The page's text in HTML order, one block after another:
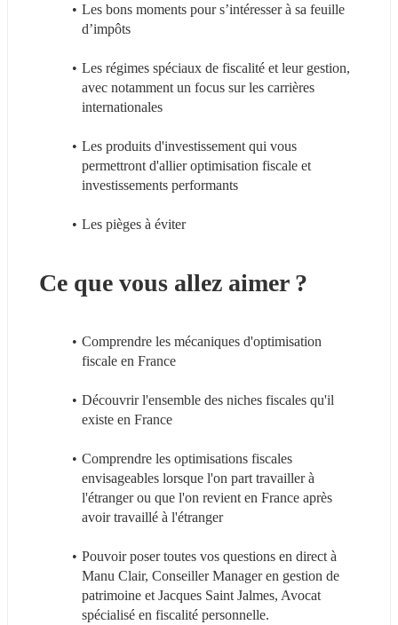
Les bons moments pour s’intéresser à sa feuille
d’impôts
Les régimes spéciaux de fiscalité et leur gestion,
avec notamment un focus sur les carrières
internationales
Les produits d'investissement qui vous
permettront d'allier optimisation fiscale et
investissements performants
Les pièges à éviter
Ce que vous allez aimer ?
Comprendre les mécaniques d'optimisation
fiscale en France
Découvrir l'ensemble des niches fiscales qu'il
existe en France
Comprendre les optimisations fiscales
envisageables lorsque l'on part travailler à
l'étranger ou que l'on revient en France après
avoir travaillé à l'étranger
Pouvoir poser toutes vos questions en direct à
Manu Clair, Conseiller Manager en gestion de
patrimoine et Jacques Saint Jalmes, Avocat
spécialisé en fiscalité personnelle.